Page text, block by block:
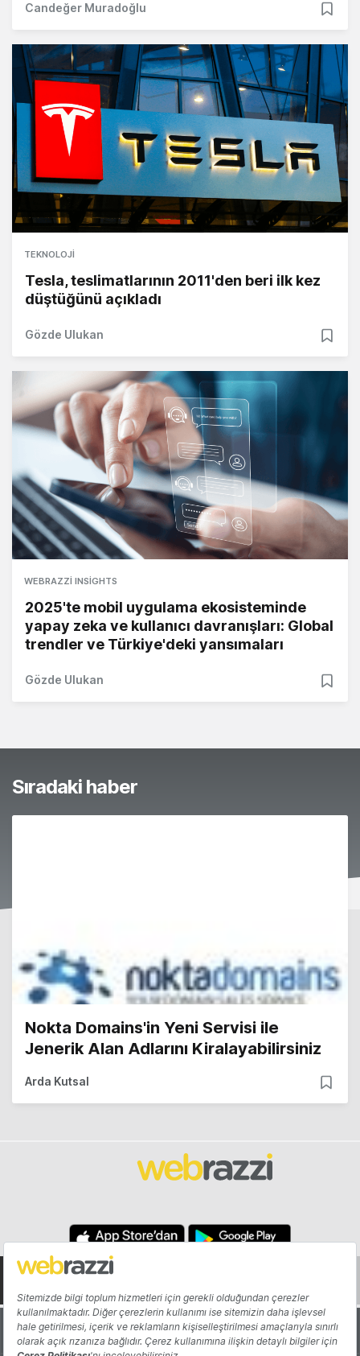
Candeğer Muradoğlu
TEKNOLOJI
Tesla, teslimatlarının 2011'den beri ilk kez
düştüğünü açıkladı
Gözde Ulukan
WEBRAZZI INSIGHTS
2025'te mobil uygulama ekosisteminde
yapay zeka ve kullanıcı davranışları: Global
trendler ve Türkiye'deki yansımaları
Gözde Ulukan
Sıradaki haber
Nokta Domains'in Yeni Servisi ile
Jenerik Alan Adlarını Kiralayabilirsiniz
Arda Kutsal
Hakkında Yazarlar